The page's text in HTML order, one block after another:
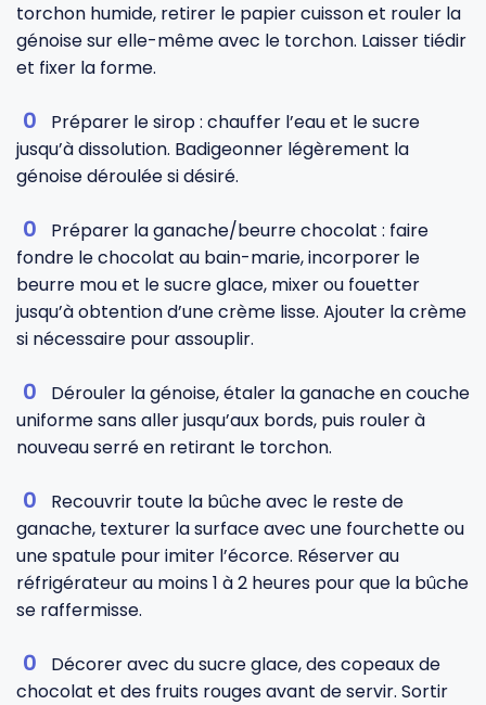
torchon humide, retirer le papier cuisson et rouler la
génoise sur elle-même avec le torchon. Laisser tiédir
et fixer la forme.
Préparer le sirop : chauffer l’eau et le sucre
jusqu’à dissolution. Badigeonner légèrement la
génoise déroulée si désiré.
Préparer la ganache/beurre chocolat : faire
fondre le chocolat au bain-marie, incorporer le
beurre mou et le sucre glace, mixer ou fouetter
jusqu’à obtention d’une crème lisse. Ajouter la crème
si nécessaire pour assouplir.
Dérouler la génoise, étaler la ganache en couche
uniforme sans aller jusqu’aux bords, puis rouler à
nouveau serré en retirant le torchon.
Recouvrir toute la bûche avec le reste de
ganache, texturer la surface avec une fourchette ou
une spatule pour imiter l’écorce. Réserver au
réfrigérateur au moins 1 à 2 heures pour que la bûche
se raffermisse.
Décorer avec du sucre glace, des copeaux de
chocolat et des fruits rouges avant de servir. Sortir